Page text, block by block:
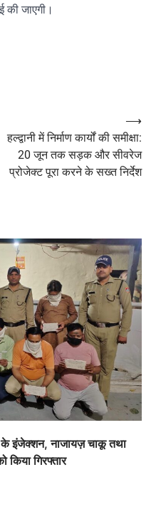
की जाएगी।
हल्द्वानी में निर्माण कार्यों की समीक्षा:
20 जून तक सड़क और सीवरेज
प्रोजेक्ट पूरा करने के सख्त निर्देश
⟶
के इंजेक्शन, नाजायज़ चाकू तथा
गिरफ्तार